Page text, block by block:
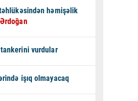
həmişəlik
Ərdoğan
vurdular
işıq olmayacaq